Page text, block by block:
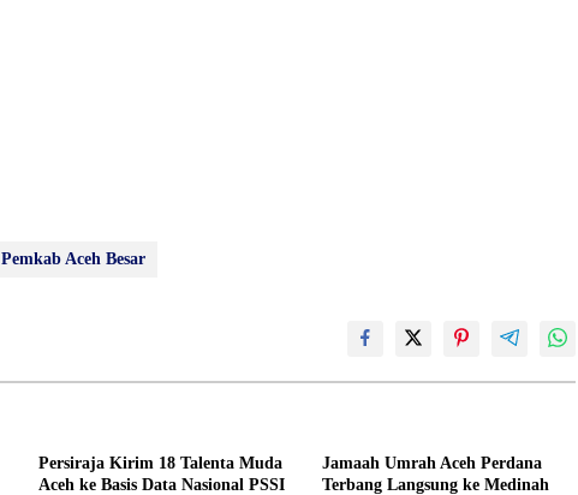
Pemkab Aceh Besar
Persiraja Kirim 18 Talenta Muda
Aceh ke Basis Data Nasional PSSI
Jamaah Umrah Aceh Perdana
Terbang Langsung ke Medinah